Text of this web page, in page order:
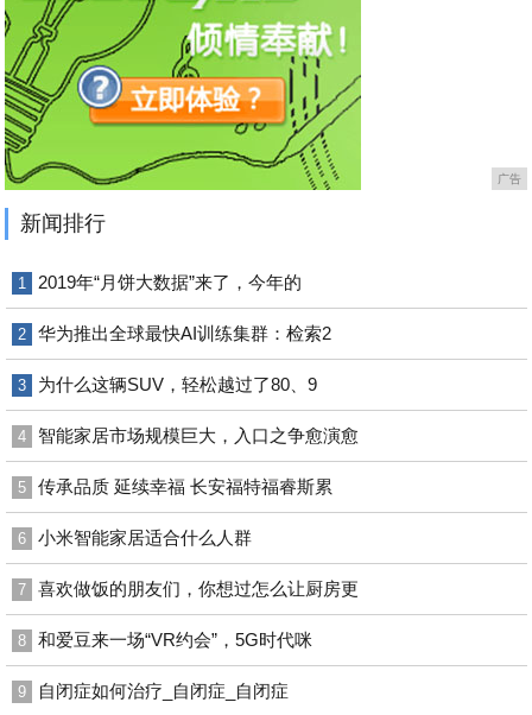
广告
新闻排行
1 2019年“月饼大数据”来了，今年的
2 华为推出全球最快AI训练集群：检索2
3 为什么这辆SUV，轻松越过了80、9
4 智能家居市场规模巨大，入口之争愈演愈
5 传承品质 延续幸福 长安福特福睿斯累
6 小米智能家居适合什么人群
7 喜欢做饭的朋友们，你想过怎么让厨房更
8 和爱豆来一场“VR约会”，5G时代咪
9 自闭症如何治疗_自闭症_自闭症